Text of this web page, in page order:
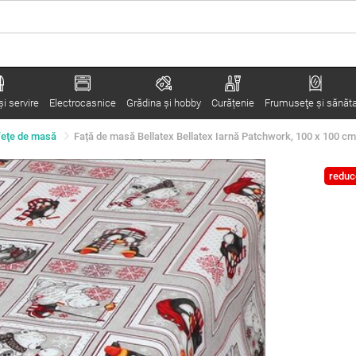
servire Electrocasnice Grădina şi hobby Curățenie Frumuseţe şi
de masă Față de masă Bellatex Bellatex Iarnă Patchwork, 100 x 100 cm